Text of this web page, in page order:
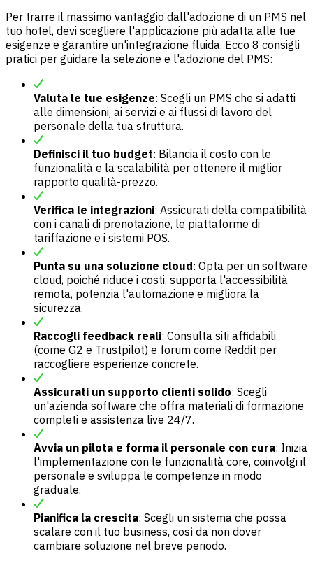
Per trarre il massimo vantaggio dall'adozione di un PMS nel
tuo hotel, devi scegliere l'applicazione più adatta alle tue
esigenze e garantire un'integrazione fluida. Ecco 8 consigli
pratici per guidare la selezione e l'adozione del PMS:
Valuta le tue esigenze: Scegli un PMS che si adatti
alle dimensioni, ai servizi e ai flussi di lavoro del
personale della tua struttura.
Definisci il tuo budget: Bilancia il costo con le
funzionalità e la scalabilità per ottenere il miglior
rapporto qualità-prezzo.
Verifica le integrazioni: Assicurati della compatibilità
con i canali di prenotazione, le piattaforme di
tariffazione e i sistemi POS.
Punta su una soluzione cloud: Opta per un software
cloud, poiché riduce i costi, supporta l'accessibilità
remota, potenzia l'automazione e migliora la
sicurezza.
Raccogli feedback reali: Consulta siti affidabili
(come G2 e Trustpilot) e forum come Reddit per
raccogliere esperienze concrete.
Assicurati un supporto clienti solido: Scegli
un'azienda software che offra materiali di formazione
completi e assistenza live 24/7.
Avvia un pilota e forma il personale con cura: Inizia
l'implementazione con le funzionalità core, coinvolgi il
personale e sviluppa le competenze in modo
graduale.
Pianifica la crescita: Scegli un sistema che possa
scalare con il tuo business, così da non dover
cambiare soluzione nel breve periodo.